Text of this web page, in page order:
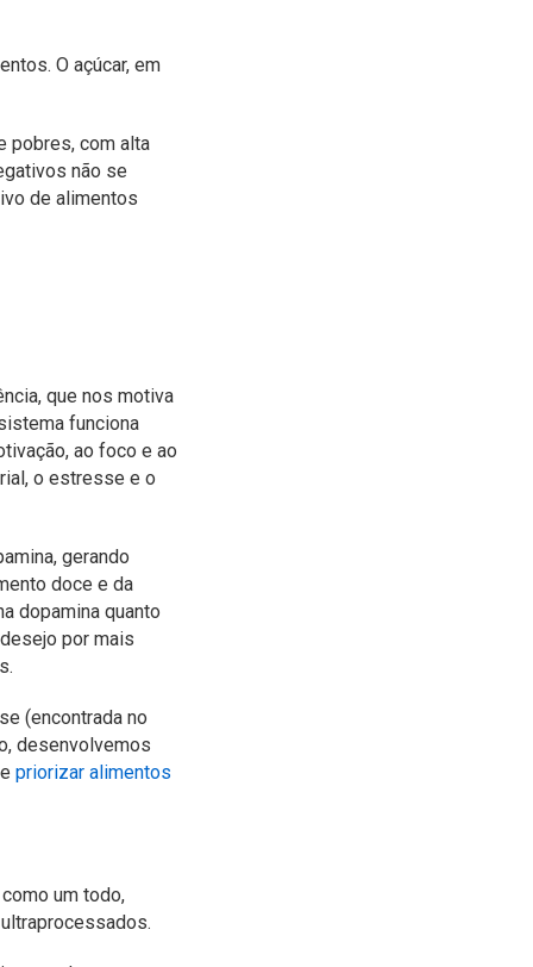
O açúcar, em
pobres, com alta
não se
de alimentos
que nos motiva
funciona
ao foco e ao
o estresse e o
gerando
doce e da
dopamina quanto
por mais
(encontrada no
desenvolvemos
priorizar alimentos
um todo,